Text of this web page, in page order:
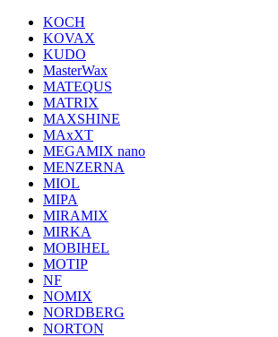
KOCH
KOVAX
KUDO
MasterWax
MATEQUS
MATRIX
MAXSHINE
MAxXT
MEGAMIX nano
MENZERNA
MIOL
MIPA
MIRAMIX
MIRKA
MOBIHEL
MOTIP
NF
NOMIX
NORDBERG
NORTON